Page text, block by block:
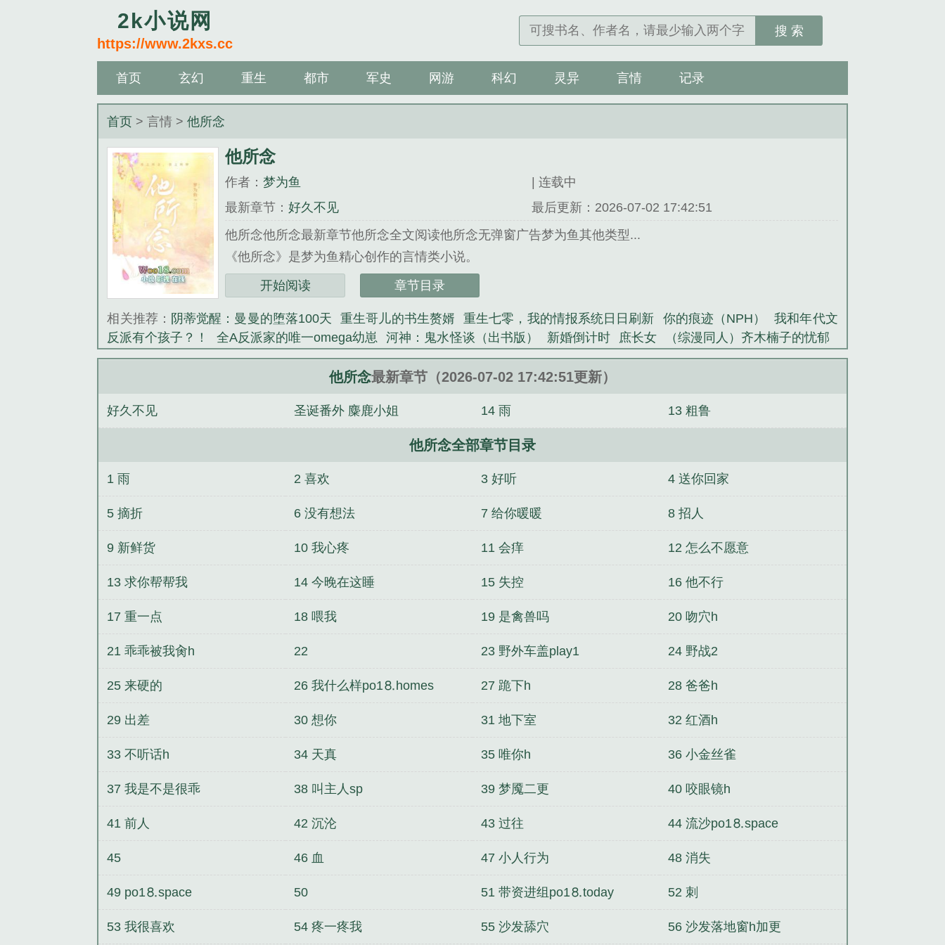
2k小说网
https://www.2kxs.cc
搜 索
首页 玄幻 重生 都市 军史 网游 科幻 灵异 言情 记录
首页 > 言情 >他所念
他所念
作者：梦为鱼
| 连载中
最新章节：好久不见
最后更新：2026-07-02 17:42:51
他所念他所念最新章节他所念全文阅读他所念无弹窗广告梦为鱼其他类型...
《他所念》是梦为鱼精心创作的言情类小说。
开始阅读 章节目录
相关推荐： 阴蒂觉醒：曼曼的堕落100天 重生哥儿的书生赘婿 重生七零，我的情报系统日日刷新 你的痕迹（NPH）
我和年代文
反派有个孩子？！
全A反派家的唯一omega幼崽 河神：鬼水怪谈（出书版） 新婚倒计时 庶长女
（综漫同人）齐木楠子的忧郁
阿姐（现代姐弟骨科） 塔罗世界游戏 督军开门！小奶团背着黄金来旺家 ［海贼王］为了赚钱我被迫下海（nph） 前男友“他
穿成动物后，被叼住了后颈！ 修仙：我能固化装备属性 怪谈商店街经营日常
他所念最新章节（2026-07-02 17:42:51更新）
好久不见 圣诞番外 麋鹿小姐 14 雨 13 粗鲁
他所念全部章节目录
1 雨 2 喜欢 3 好听 4 送你回家
5 摘折 6 没有想法 7 给你暖暖 8 招人
9 新鲜货 10 我心疼 11 会痒 12 怎么不愿意
13 求你帮帮我 14 今晚在这睡 15 失控 16 他不行
17 重一点 18 喂我 19 是禽兽吗 20 吻穴h
21 乖乖被我肏h 22 23 野外车盖play1 24 野战2
25 来硬的 26 我什么样po1⒏homes 27 跪下h 28 爸爸h
29 出差 30 想你 31 地下室 32 红酒h
33 不听话h 34 天真 35 唯你h 36 小金丝雀
37 我是不是很乖 38 叫主人sp 39 梦魇二更 40 咬眼镜h
41 前人 42 沉沦 43 过往 44 流沙po1⒏space
45 46 血 47 小人行为 48 消失
49 po1⒏space 50 51 带资进组po1⒏today 52 刺
53 我很喜欢 54 疼一疼我 55 沙发舔穴 56 沙发落地窗h加更